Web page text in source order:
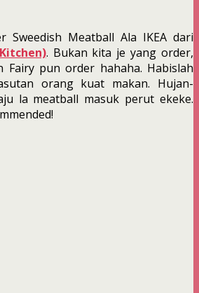
Sweedish Meatball Ala IKEA dari
. Bukan kita je yang order,
Fairy pun order hahaha. Habislah
orang kuat makan. Hujan-
la meatball masuk perut ekeke.